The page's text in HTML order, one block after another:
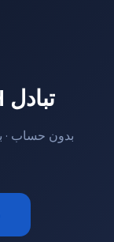
تبادل ETH إلى XMR فورياً